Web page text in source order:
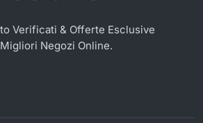
Verificati & Offerte Esclusive
Negozi Online.